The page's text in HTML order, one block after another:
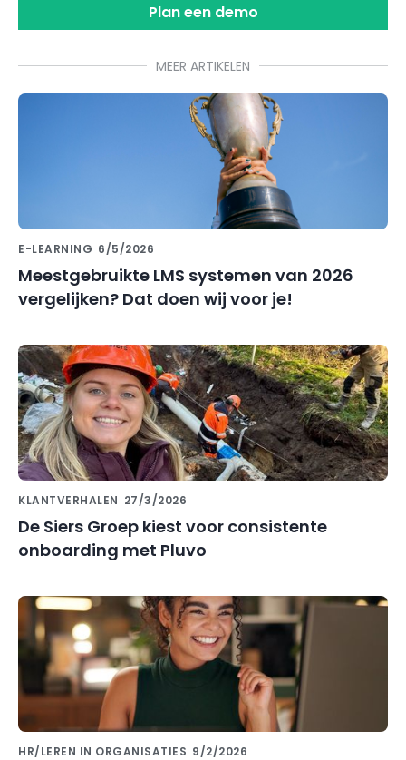
Plan een demo
MEER ARTIKELEN
E-LEARNING 6/5/2026
Meestgebruikte LMS systemen van 2026
vergelijken? Dat doen wij voor je!
KLANTVERHALEN 27/3/2026
De Siers Groep kiest voor consistente
onboarding met Pluvo
HR/LEREN IN ORGANISATIES 9/2/2026